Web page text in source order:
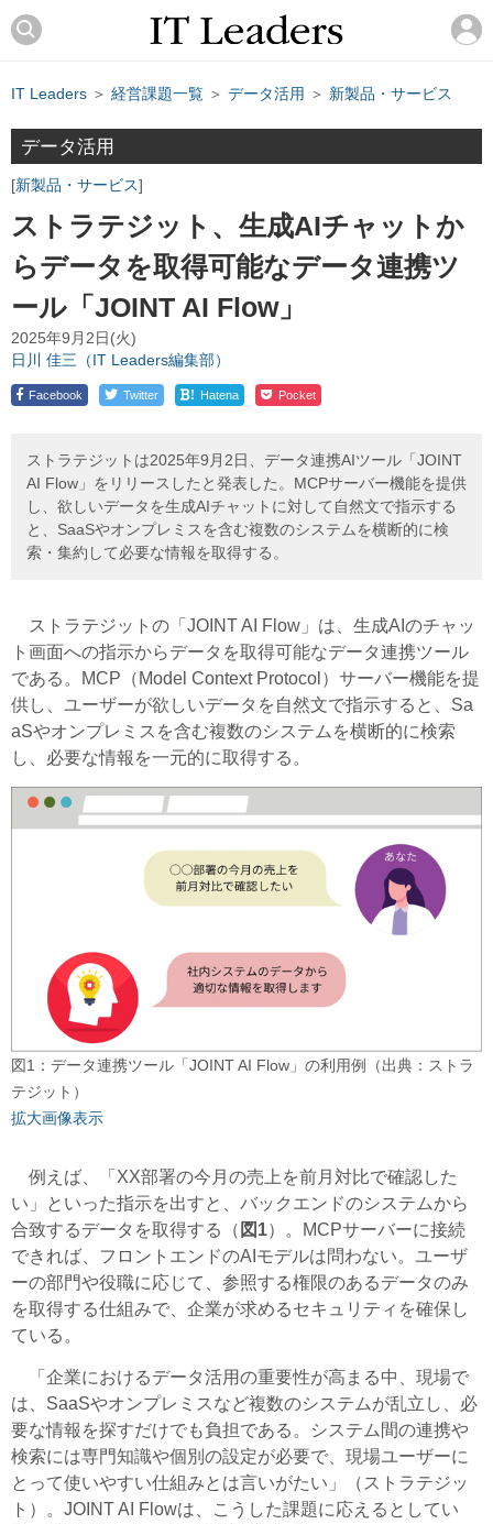
IT Leaders ＞ 経営課題一覧 ＞ データ活用 ＞ 新製品・サービス
データ活用
新製品・サービス
ストラテジット、生成AIチャットか
らデータを取得可能なデータ連携ツ
ール「JOINT AI Flow」
2025年9月2日(火)
日川 佳三（IT Leaders編集部）
Facebook Twitter ! Hatena Pocket
ストラテジットは2025年9月2日、データ連携AIツール「JOINT
AI Flow」をリリースしたと発表した。MCPサーバー機能を提供
し、欲しいデータを生成AIチャットに対して自然文で指示する
と、SaaSやオンプレミスを含む複数のシステムを横断的に検
索・集約して必要な情報を取得する。
ストラテジットの「JOINT AI Flow」は、生成AIのチャッ
ト画面への指示からデータを取得可能なデータ連携ツール
である。MCP（Model Context Protocol）サーバー機能を提
供し、ユーザーが欲しいデータを自然文で指示すると、Sa
aSやオンプレミスを含む複数のシステムを横断的に検索
し、必要な情報を一元的に取得する。
図1：データ連携ツール「JOINT AI Flow」の利用例（出典：ストラ
テジット）
拡大画像表示
例えば、「XX部署の今月の売上を前月対比で確認した
い」といった指示を出すと、バックエンドのシステムから
合致するデータを取得する（ 図1）。MCPサーバーに接続
できれば、フロントエンドのAIモデルは問わない。ユーザ
ーの部門や役職に応じて、参照する権限のあるデータのみ
を取得する仕組みで、企業が求めるセキュリティを確保し
ている。
「企業におけるデータ活用の重要性が高まる中、現場で
は、SaaSやオンプレミスなど複数のシステムが乱立し、必
要な情報を探すだけでも負担である。システム間の連携や
検索には専門知識や個別の設定が必要で、現場ユーザーに
とって使いやすい仕組みとは言いがたい」（ストラテジッ
ト）。JOINT AI Flowは、こうした課題に応えるとしてい